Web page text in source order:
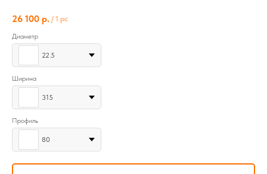
26 100 р. / 1 pc
Диаметр
22.5
Ширина
315
Профиль
80